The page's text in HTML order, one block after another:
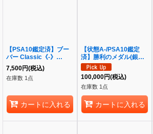
【PSA10鑑定済】ブー
バー Classic《-》
{006/032}[-]
7,500円(税込)
在庫数 1点
カートに入れる
【状態A-/PSA10鑑定
済】勝利のメダル(銀
2006/ピカチュウ)《P》
{-}[その他]
100,000円(税込)
在庫数 1点
カートに入れる